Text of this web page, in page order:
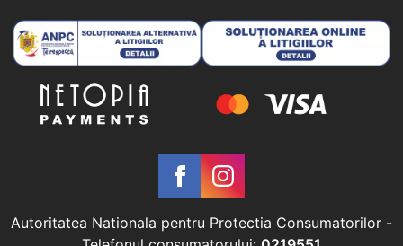
Autoritatea Nationala pentru Protectia Consumatorilor -